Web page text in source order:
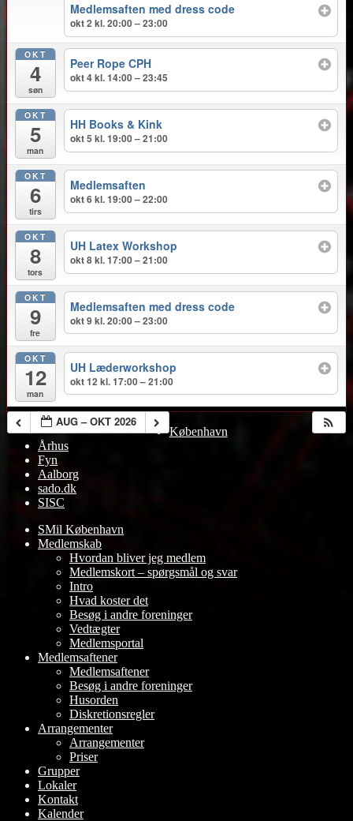
Medlemsaften med dress code
okt 2 kl. 20:00 – 23:00
OKT
4
søn
Peer Rope CPH
okt 4 kl. 14:00 – 23:45
OKT
5
man
HH Books & Kink
okt 5 kl. 19:00 – 21:00
OKT
6
tirs
Medlemsaften
okt 6 kl. 19:00 – 22:00
OKT
8
tors
UH Latex Workshop
okt 8 kl. 17:00 – 21:00
OKT
9
fre
Medlemsaften med dress code
okt 9 kl. 20:00 – 23:00
OKT
12
man
UH Læderworkshop
okt 12 kl. 17:00 – 21:00
AUG – OKT 2026
op
København
Århus
Fyn
Aalborg
sado.dk
SISC
SMil København
Medlemskab
Hvordan bliver jeg medlem
Medlemskort – spørgsmål og svar
Intro
Hvad koster det
Besøg i andre foreninger
Vedtægter
Medlemsportal
Medlemsaftener
Medlemsaftener
Besøg i andre foreninger
Husorden
Diskretionsregler
Arrangementer
Arrangementer
Priser
Grupper
Lokaler
Kontakt
Kalender